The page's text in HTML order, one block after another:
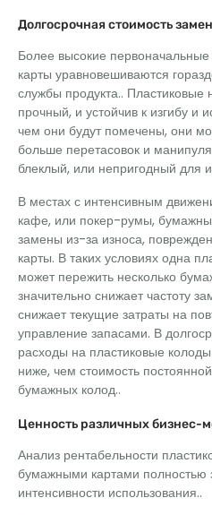
Долгосрочная стоимость
Более высокие
карты уравновешиваются
службы продукта..
прочный, и устойчив к изгибу и
чем они будут помечены, они
больше перетасовок и
блеклый, или непригодный для
В местах с интенсивным
кафе, или покер-румы,
замены из-за износа,
карты. В таких условиях одна
может пережить несколько
значительно снижает частоту
снижает текущие затраты на
управление запасами. В
расходы на пластиковые
ниже, чем стоимость
бумажных колод..
Ценность различных бизнес-
Анализ рентабельности
бумажными картами полностью
интенсивности использования..